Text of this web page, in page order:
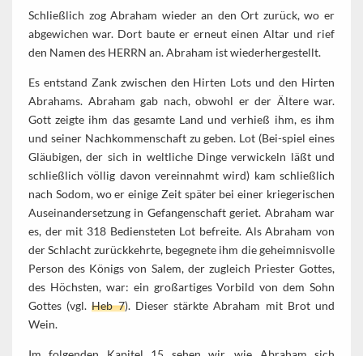
Schließlich zog Abraham wieder an den Ort zurück, wo er
abgewichen war. Dort baute er erneut einen Altar und rief
den Namen des HERRN an. Abraham ist wiederhergestellt.
Es entstand Zank zwischen den Hirten Lots und den Hirten
Abrahams. Abraham gab nach, obwohl er der Ältere war.
Gott zeigte ihm das gesamte Land und verhieß ihm, es ihm
und seiner Nachkommenschaft zu geben. Lot (Bei-spiel eines
Gläubigen, der sich in weltliche Dinge verwickeln läßt und
schließlich völlig davon vereinnahmt wird) kam schließlich
nach Sodom, wo er einige Zeit später bei einer kriegerischen
Auseinandersetzung in Gefangenschaft geriet. Abraham war
es, der mit 318 Bediensteten Lot befreite. Als Abraham von
der Schlacht zurückkehrte, begegnete ihm die geheimnisvolle
Person des Königs von Salem, der zugleich Priester Gottes,
des Höchsten, war: ein großartiges Vorbild von dem Sohn
Gottes (vgl.Heb 7). Dieser stärkte Abraham mit Brot und
Wein.